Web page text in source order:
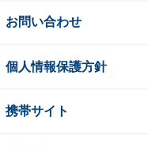
お問い合わせ
個人情報保護方針
携帯サイト